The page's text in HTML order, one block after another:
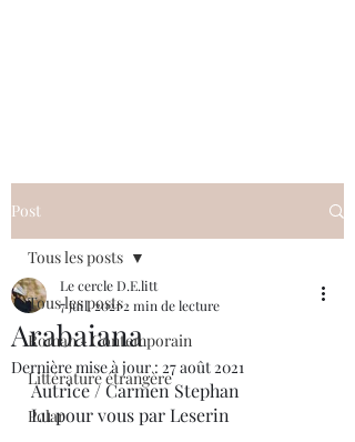
Post
Tous les posts
Roman - Contemporain
Littérature étrangère
Polar
Tous les posts
Arabaiana
Le cercle D.E.litt
7 juil. 2021 2 min de lecture
Dernière mise à jour : 27 août 2021
Autrice / Carmen Stephan
Lu pour vous par Leserin